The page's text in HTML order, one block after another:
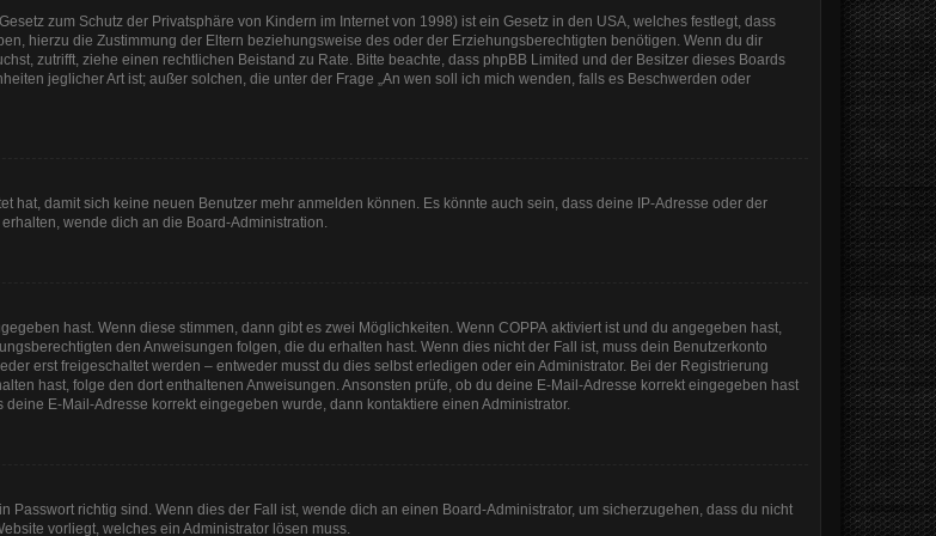
zum Schutz der Privatsphäre von Kindern im Internet von 1998) ist ein Gesetz in den USA, welches festlegt, dass
hierzu die Zustimmung der Eltern beziehungsweise des oder der Erziehungsberechtigten benötigen. Wenn du dir
zutrifft, ziehe einen rechtlichen Beistand zu Rate. Bitte beachte, dass phpBB Limited und der Besitzer dieses Boards
jeglicher Art ist; außer solchen, die unter der Frage „An wen soll ich mich wenden, falls es Beschwerden oder
hat, damit sich keine neuen Benutzer mehr anmelden können. Es könnte auch sein, dass deine IP-Adresse oder der
wende dich an die Board-Administration.
hast. Wenn diese stimmen, dann gibt es zwei Möglichkeiten. Wenn COPPA aktiviert ist und du angegeben hast,
den Anweisungen folgen, die du erhalten hast. Wenn dies nicht der Fall ist, muss dein Benutzerkonto
erst freigeschaltet werden – entweder musst du dies selbst erledigen oder ein Administrator. Bei der Registrierung
hast, folge den dort enthaltenen Anweisungen. Ansonsten prüfe, ob du deine E-Mail-Adresse korrekt eingegeben hast
E-Mail-Adresse korrekt eingegeben wurde, dann kontaktiere einen Administrator.
richtig sind. Wenn dies der Fall ist, wende dich an einen Board-Administrator, um sicherzugehen, dass du nicht
vorliegt, welches ein Administrator lösen muss.